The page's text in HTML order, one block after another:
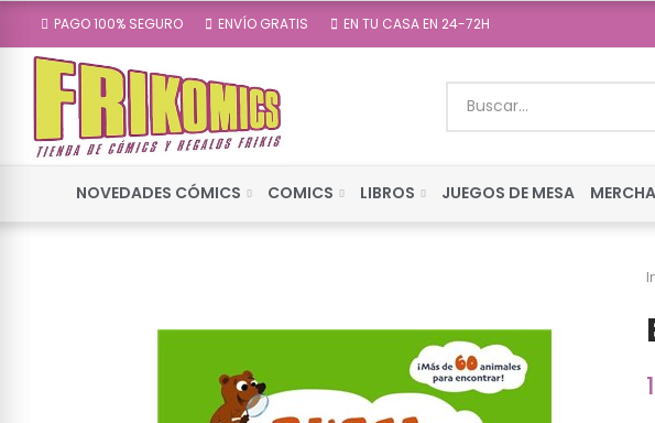
PAGO 100% SEGURO ENVÍO GRATIS EN TU CASA EN 24-72H
NOVEDADES CÓMICS COMICS LIBROS JUEGOS DE MESA